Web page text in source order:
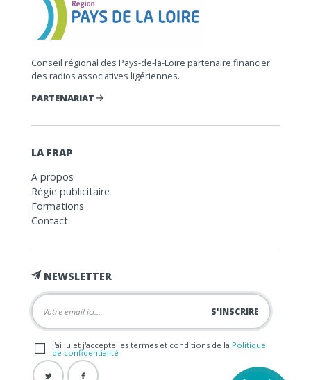
Conseil régional des Pays-de-la-Loire partenaire financier
des radios associatives ligériennes.
PARTENARIAT
LA FRAP
A propos
Régie publicitaire
Formations
Contact
NEWSLETTER
J'ai lu et j'accepte les termes et conditions de la Politique
de confidentialité